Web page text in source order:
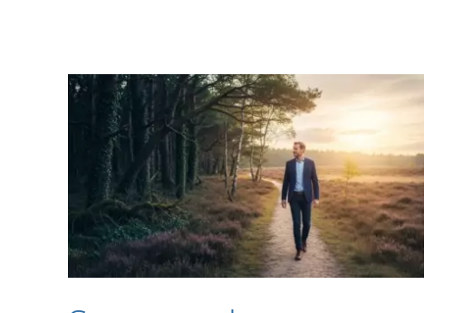
Stress en burnout coach: Hoe vind je de
begeleiding die bij je past?